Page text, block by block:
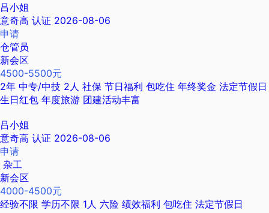
吕小姐
意奇高 认证 2026-08-06
申请
仓管员
新会区
4500-5500元
2年 中专/中技 2人 社保 节日福利 包吃住 年终奖金 法定节假日
生日红包 年度旅游 团建活动丰富
吕小姐
意奇高 认证 2026-08-06
申请
杂工
新会区
4000-4500元
经验不限 学历不限 1人 六险 绩效福利 包吃住 法定节假日